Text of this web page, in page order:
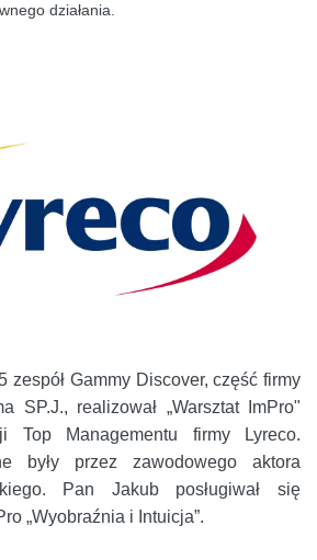
działania.
zespół Gammy Discover, część firmy
SP.J., realizował „Warsztat ImPro"
Top Managementu firmy Lyreco.
były przez zawodowego aktora
Pan Jakub posługiwał się
„Wyobraźnia i Intuicja”.